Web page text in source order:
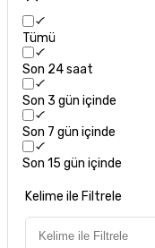
Tümü
Son 24 saat
Son 3 gün içinde
Son 7 gün içinde
Son 15 gün içinde
Kelime ile Filtrele